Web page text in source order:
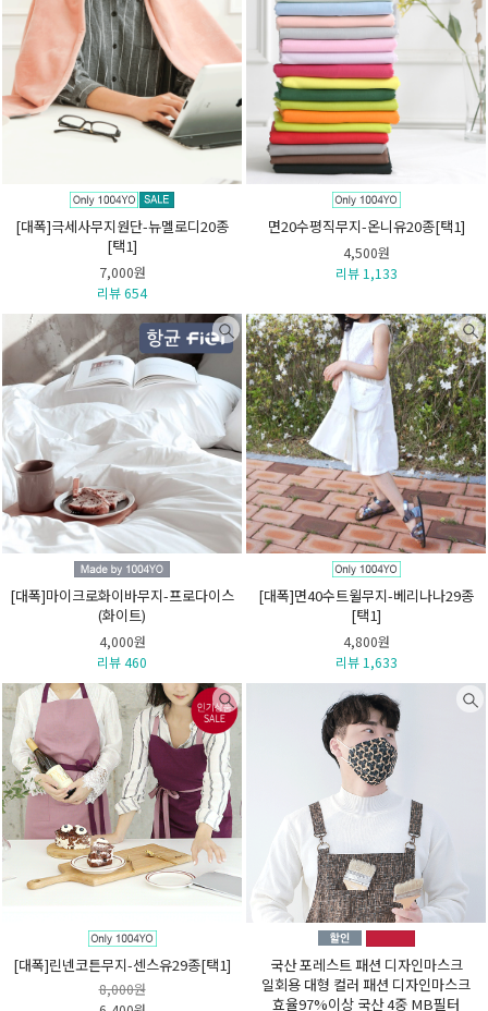
[대폭]극세사무지원단-뉴멜로디20종
[택1]
7,000원
리뷰 654
면20수평직무지-온니유20종[택1]
4,500원
리뷰 1,133
[대폭]마이크로화이바무지-프로다이스
(화이트)
4,000원
리뷰 460
[대폭]면40수트윌무지-베리나나29종
[택1]
4,800원
리뷰 1,633
[대폭]린넨코튼무지-센스유29종[택1]
8,000원
국산 포레스트 패션 디자인마스크
일회용 대형 컬러 패션 디자인마스크
효율97%이상 국산 4중 MB필터